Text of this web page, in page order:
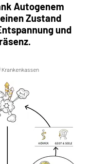
Autogenem
Zustand
und
Krankenkassen